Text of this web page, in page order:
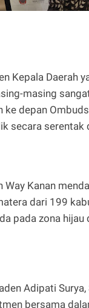
Kepala Daerah
masing
depan
secara serentak
Kanan
dari 199
pada zona
Adipati
bersama